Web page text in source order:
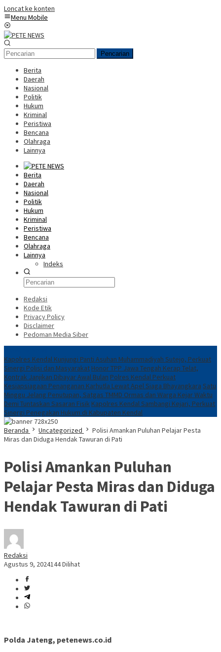
Loncat ke konten
Menu Mobile
Pencarian
Berita
Daerah
Nasional
Politik
Hukum
Kriminal
Peristiwa
Bencana
Olahraga
Lainnya
Berita
Daerah
Nasional
Politik
Hukum
Kriminal
Peristiwa
Bencana
Olahraga
Lainnya
Indeks
Redaksi
Kode Etik
Privacy Policy
Disclaimer
Pedoman Media Siber
Kapolres Kendal Kunjungi Panti Asuhan Muhammadiyah Sutejo, Perkuat
Sinergi Polisi dan Masyarakat Honor TPP Jawa Tengah Kerap Telat,
Kontrak Janjikan Dibayar Awal Bulan Polres Kendal Perkuat
Kesiapsiagaan Penanganan Karhutla Lewat Apel Siaga Bhayangkara Satu
Minggu Jelang Penutupan, Satgas TMMD Ormas dan Warga Kejar Waktu
Demi Tuntaskan Sasaran Fisik Kapolres Kendal Sambangi Kejari, Perkuat
Sinergi Penegakan Hukum di Kabupaten Kendal
Beranda
Uncategorized
Polisi Amankan Puluhan Pelajar Pesta
Miras dan Diduga Hendak Tawuran di Pati
Polisi Amankan Puluhan
Pelajar Pesta Miras dan Diduga
Hendak Tawuran di Pati
Redaksi
Agustus 9, 2024144 Dilihat
Polda Jateng, petenews.co.id